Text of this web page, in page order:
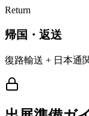
Return
帰国・返送
復路輸送 + 日本通